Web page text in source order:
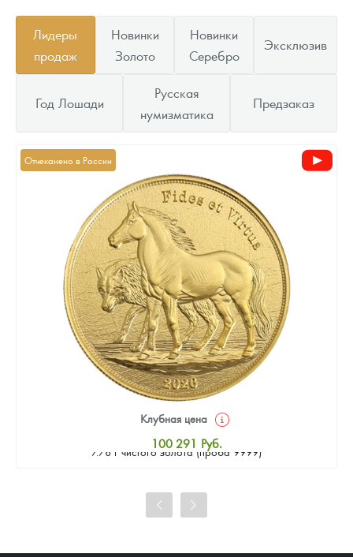
Лидеры
продаж
Новинки
Золото
Новинки
Серебро
Эксклюзив
Год Лошади
Русская
нумизматика
Предзаказ
Отчеканено в России
7.78 г чистого золота (проба 9999)
Клубная цена
100 291 Руб.
Стандартная цена
Цена выкупа